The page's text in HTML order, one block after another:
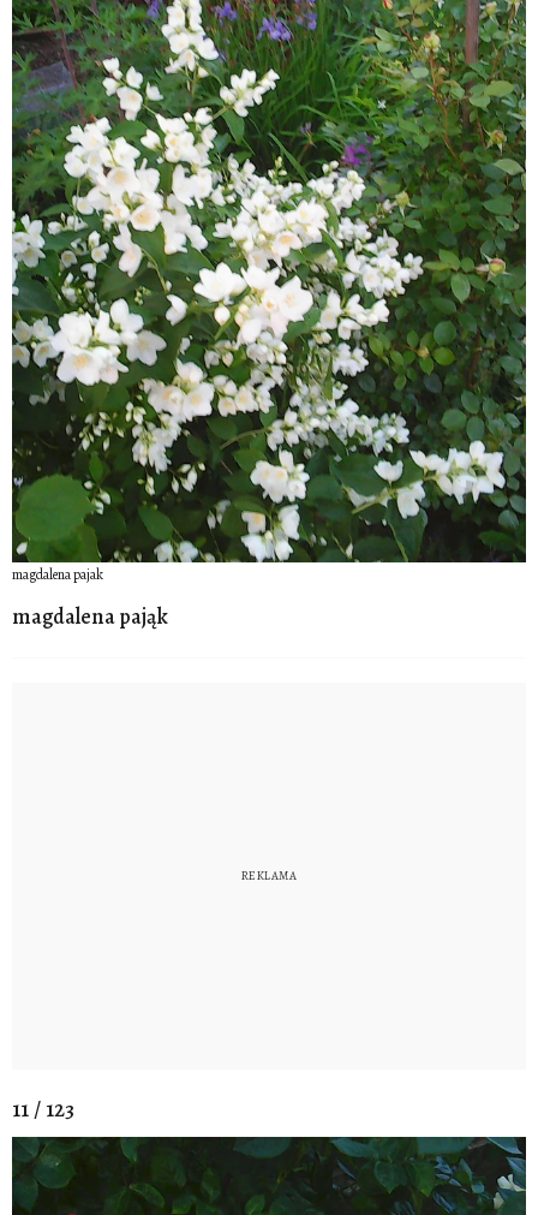
magdalena pajak
magdalena pająk
11 / 123